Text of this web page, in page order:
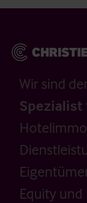
Wir sind
Spezialist
Equity und